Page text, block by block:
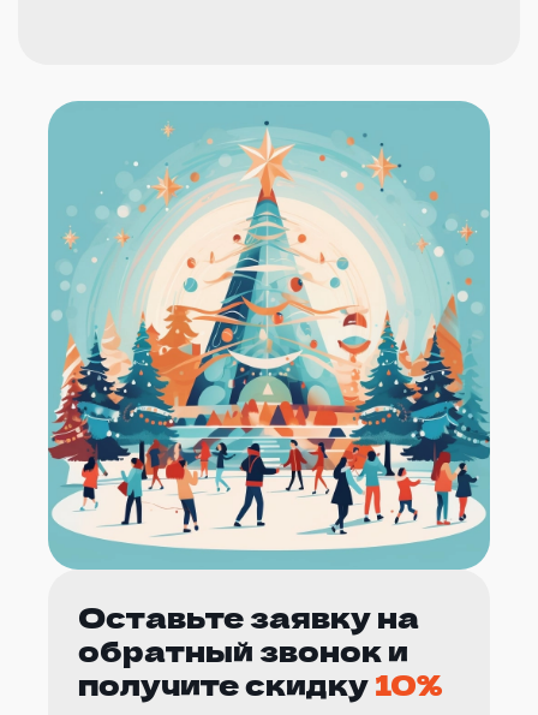
Оставьте заявку на
обратный звонок и
получите скидку10%